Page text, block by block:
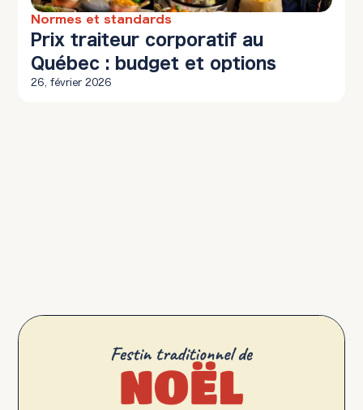
10 min à lire
Normes et standards
Prix traiteur corporatif au
Québec : budget et options
26, février 2026